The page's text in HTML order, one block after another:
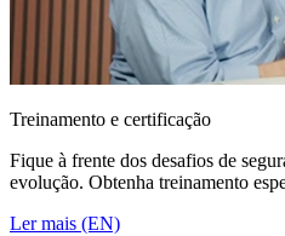
Treinamento e certificação
Fique à frente dos desafios de
evolução. Obtenha treinamento
Ler mais (EN)